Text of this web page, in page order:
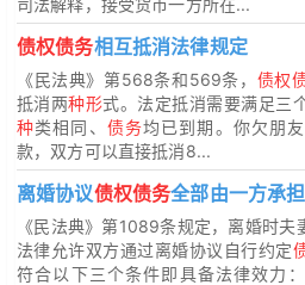
司法解释，接受货币一方所在...
债权债务相互抵消法律规定
《民法典》第568条和569条， 债权
抵消两种形式。法定抵消需要满足三
种类相同、 债务均已到期。你欠朋
款，双方可以直接抵消8...
离婚协议债权债务全部由一方承担
《民法典》第1089条规定，离婚时夫
法律允许双方通过离婚协议自行约定
符合以下三个条件即具备法律效力